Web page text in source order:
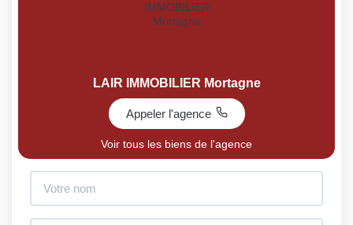
LAIR IMMOBILIER Mortagne
Appeler l'agence
Voir tous les biens de l'agence